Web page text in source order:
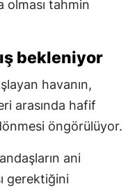
olması tahmin
bekleniyor
havanın,
arasında hafif
öngörülüyor.
ani
gerektiğini